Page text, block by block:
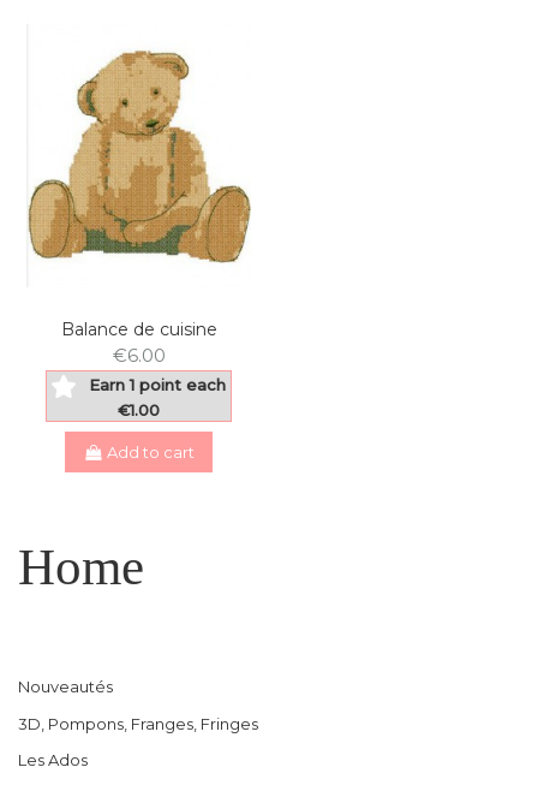
Balance de cuisine
€6.00
Earn 1 point each
€1.00
Add to cart
Home
Nouveautés
3D, Pompons, Franges, Fringes
Les Ados